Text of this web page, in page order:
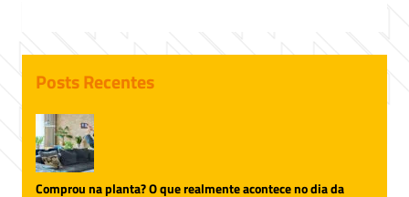
Posts Recentes
Comprou na planta? O que realmente acontece no dia da